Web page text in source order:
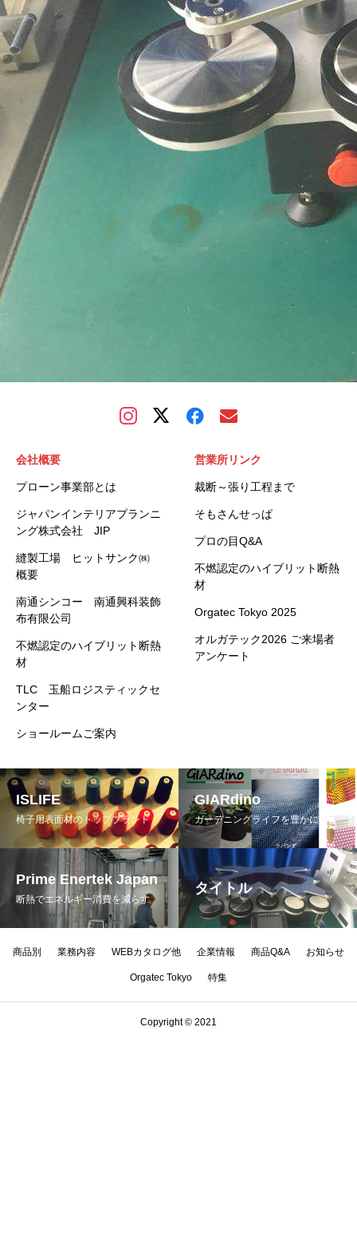
会社概要
プローン事業部とは
ジャパンインテリアプランニ
ング株式会社 JIP
縫製工場 ヒットサンク㈱
概要
南通シンコー 南通興科装飾
布有限公司
不燃認定のハイブリット断熱
材
TLC 玉船ロジスティックセ
ンター
ショールームご案内
営業所リンク
裁断～張り工程まで
そもさんせっぱ
プロの目Q&A
不燃認定のハイブリット断熱
材
Orgatec Tokyo 2025
オルガテック2026 ご来場者
アンケート
ISLIFE
椅子用表面材のトップブランド
GIARdino
ガーデニングライフを豊かに
Prime Enertek Japan
断熱でエネルギー消費を減らす
タイトル
商品別 業務内容 WEBカタログ他 企業情報 商品Q&A お知らせ
Orgatec Tokyo 特集
Copyright © 2021